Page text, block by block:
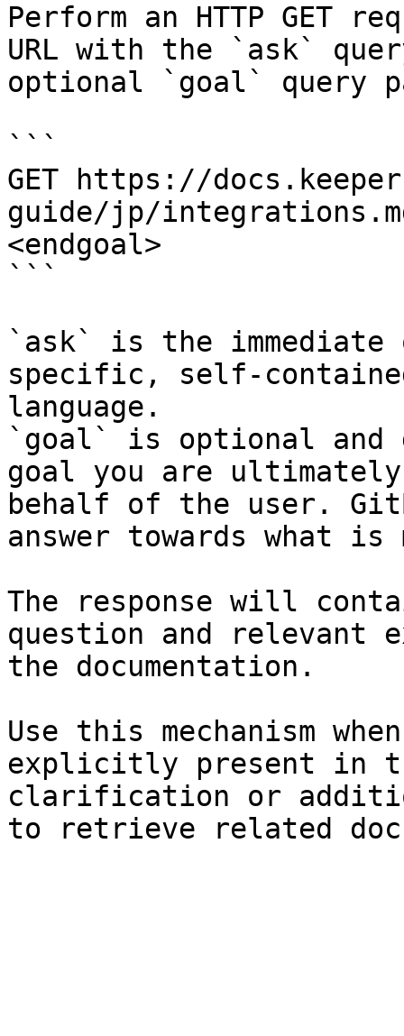
Perform an HTTP GET
URL with the `ask`
optional `goal` query
```
GET https://
guide/jp/
<endgoal>
```
`ask` is the
specific, self-
language.
`goal` is optional and
goal you are
behalf of the user.
answer towards what
The response will
question and relevant
the documentation.
Use this mechanism
explicitly present in
clarification or